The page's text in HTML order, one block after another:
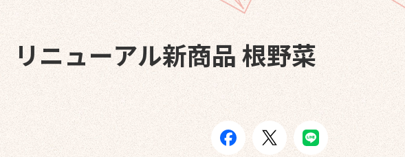
ニューアル新商品 根野菜